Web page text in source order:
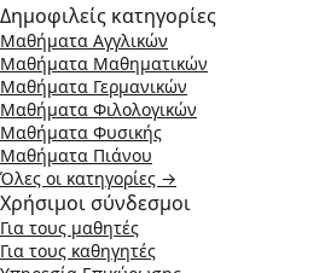
Δημοφιλείς κατηγορίες
Μαθήματα Αγγλικών
Μαθήματα Μαθηματικών
Μαθήματα Γερμανικών
Μαθήματα Φιλολογικών
Μαθήματα Φυσικής
Μαθήματα Πιάνου
Όλες οι κατηγορίες →
Χρήσιμοι σύνδεσμοι
Για τους μαθητές
Για τους καθηγητές